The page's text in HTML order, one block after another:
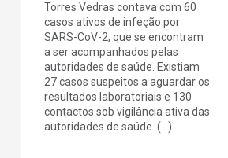
Torres Vedras contava com 60
casos ativos de infeção por
SARS-CoV-2, que se encontram
a ser acompanhados pelas
autoridades de saúde. Existiam
27 casos suspeitos a aguardar os
resultados laboratoriais e 130
contactos sob vigilância ativa das
autoridades de saúde. (...)